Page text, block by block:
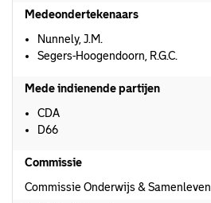
Medeondertekenaars
Nunnely, J.M.
Segers-Hoogendoorn, R.G.C.
Mede indienende partijen
CDA
D66
Commissie
Commissie Onderwijs & Samenleven